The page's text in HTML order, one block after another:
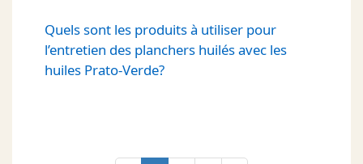
Quels sont les produits à utiliser pour
l’entretien des planchers huilés avec les
huiles Prato-Verde?